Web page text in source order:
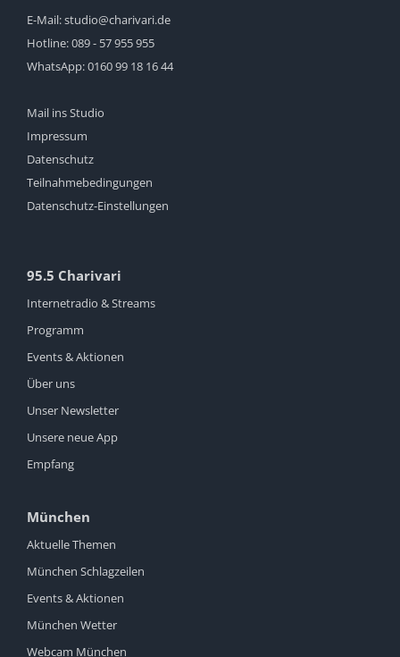
E-Mail:studio@charivari.de
Hotline:089 - 57 955 955
WhatsApp:0160 99 18 16 44
Mail ins Studio
Impressum
Datenschutz
Teilnahmebedingungen
Datenschutz-Einstellungen
95.5 Charivari
Internetradio & Streams
Programm
Events & Aktionen
Über uns
Unser Newsletter
Unsere neue App
Empfang
München
Aktuelle Themen
München Schlagzeilen
Events & Aktionen
München Wetter
Webcam München